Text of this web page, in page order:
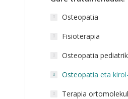
Osteopatia
Fisioterapia
Osteopatia
Osteopatia eta
Terapia